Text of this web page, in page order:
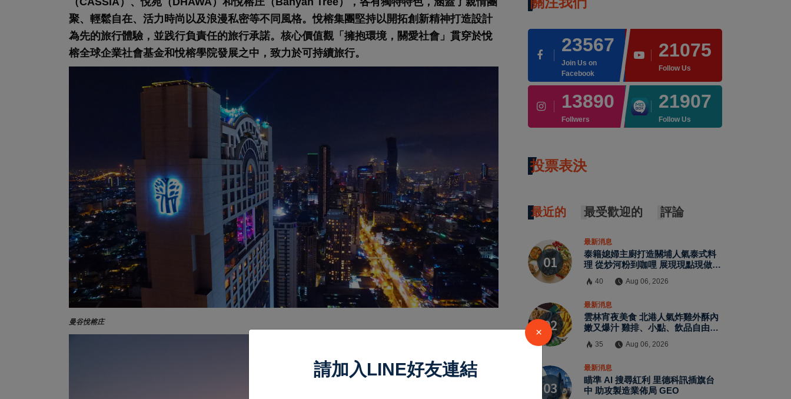
聚、輕鬆自在、活力時尚以及浪漫私密等不同風格。悅榕集團堅持以開拓創新精神打造設計
為先的旅行體驗，並践行負責任的旅行承諾。核心價值觀「擁抱環境，關愛社會」貫穿於悅
榕全球企業社會基金和悅榕學院發展之中，致力於可持續旅行。
曼谷悅榕庄
23567
Join Us on
Facebook
21075
Follow Us
13890
Follwers
21907
Follow Us
投票表決
最近的 最受歡迎的 評論
最新消息
泰籍媳婦主廚打造關埔人氣泰式料
理 從炒河粉到咖哩 展現現點現做南
40 Aug 06, 2026
最新消息
雲林宵夜美食 北港人氣炸雞外酥內
嫩又爆汁 雞排、小點、飲品自由搭
35 Aug 06, 2026
最新消息
瞄準 AI 搜尋紅利 里德科訊插旗台
中 助攻製造業佈局 GEO
×
請加入LINE好友連結